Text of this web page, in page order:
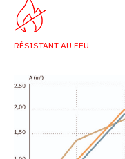
RÉSISTANT AU FEU